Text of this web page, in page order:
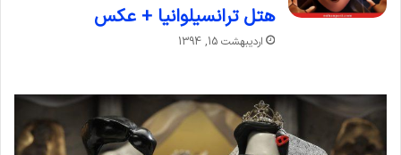
هتل ترانسیلوانیا + عکس
اردیبهشت 15, 1394